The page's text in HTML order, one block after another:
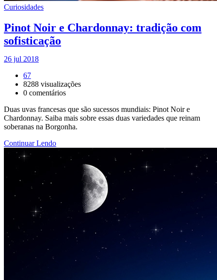
Curiosidades
Pinot Noir e Chardonnay: tradição com
sofisticação
26 jul 2018
67
8288 visualizações
0 comentários
Duas uvas francesas que são sucessos mundiais: Pinot Noir e
Chardonnay. Saiba mais sobre essas duas variedades que reinam
soberanas na Borgonha.
Continuar Lendo